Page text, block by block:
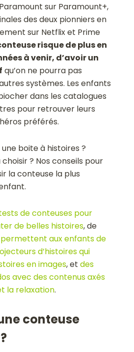
sur Paramount+,
des deux pionniers en
sur Netflix et Prime
risque de plus en
à venir, d’avoir un
qu’on ne pourra pas
systèmes. Les enfants
dans les catalogues
pour retrouver leurs
préférés.
boite à histoires ?
? Nos conseils pour
la conteuse la plus
de conteuses pour
de belles histoires, de
aux enfants de
d’histoires qui
en images, etdes
avec des contenus axés
la relaxation.
conteuse